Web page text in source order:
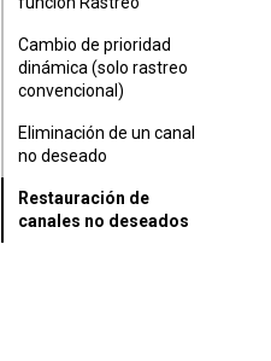
Cambio de prioridad
dinámica (solo rastreo
convencional)
Eliminación de un canal
no deseado
Restauración de
canales no deseados